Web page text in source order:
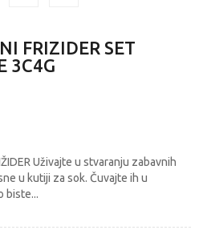
FRIZIDER SET
3C4G
Uživajte u stvaranju zabavnih
u kutiji za sok. Čuvajte ih u
biste...